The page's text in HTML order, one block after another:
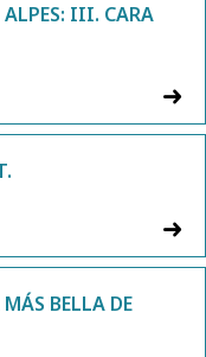
ALPES: III. CARA
BELLA DE